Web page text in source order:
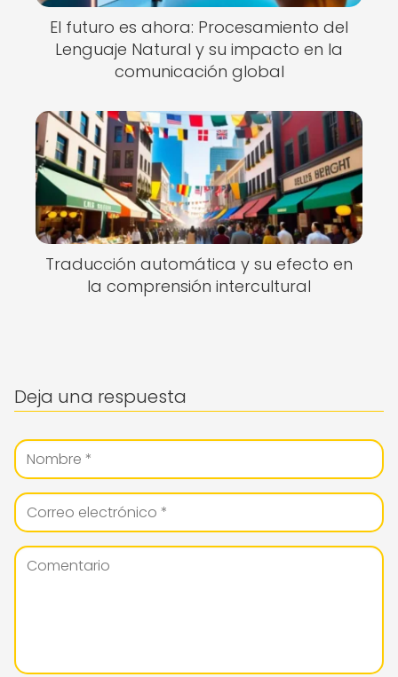
El futuro es ahora: Procesamiento del
Lenguaje Natural y su impacto en la
comunicación global
Traducción automática y su efecto en
la comprensión intercultural
Deja una respuesta